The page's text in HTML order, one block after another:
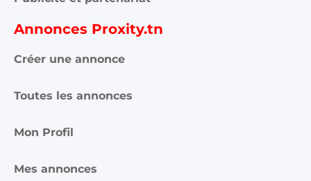
Annonces Proxity.tn
Créer une annonce
Toutes les annonces
Mon Profil
Mes annonces